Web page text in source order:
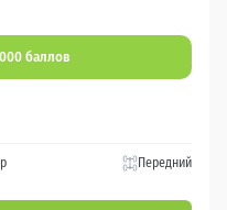
баллов
Передний